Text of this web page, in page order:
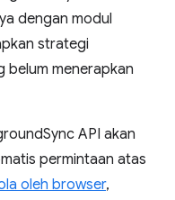
dengan modul
strategi
belum menerapkan
API akan
permintaan atas
oleh browser,